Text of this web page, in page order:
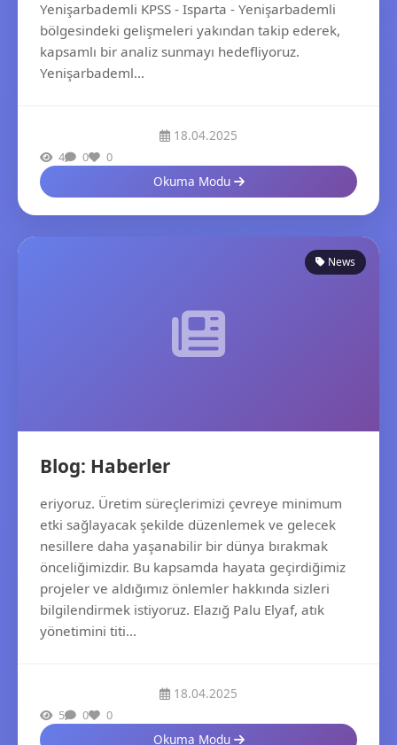
Yenişarbademli KPSS - Isparta - Yenişarbademli
bölgesindeki gelişmeleri yakından takip ederek,
kapsamlı bir analiz sunmayı hedefliyoruz.
Yenişarbademl...
18.04.2025
4 0 0
Okuma Modu
News
Blog: Haberler
eriyoruz. Üretim süreçlerimizi çevreye minimum
etki sağlayacak şekilde düzenlemek ve gelecek
nesillere daha yaşanabilir bir dünya bırakmak
önceliğimizdir. Bu kapsamda hayata geçirdiğimiz
projeler ve aldığımız önlemler hakkında sizleri
bilgilendirmek istiyoruz. Elazığ Palu Elyaf, atık
yönetimini titi...
18.04.2025
5 0 0
Okuma Modu